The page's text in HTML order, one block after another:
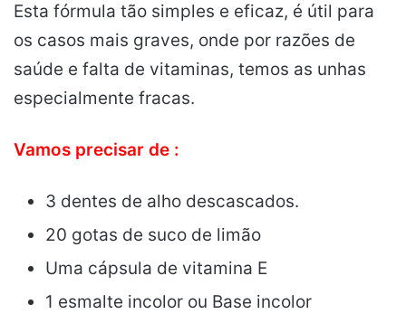
Esta fórmula tão simples e eficaz, é útil para
os casos mais graves, onde por razões de
saúde e falta de vitaminas, temos as unhas
especialmente fracas.
Vamos precisar de :
3 dentes de alho descascados.
20 gotas de suco de limão
Uma cápsula de vitamina E
1 esmalte incolor ou Base incolor